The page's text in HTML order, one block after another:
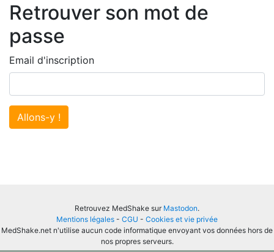
Retrouver son mot de
passe
Email d'inscription
Allons-y !
Retrouvez MedShake sur Mastodon.
Mentions légales - CGU - Cookies et vie privée
MedShake.net n'utilise aucun code informatique envoyant vos données hors de
nos propres serveurs.